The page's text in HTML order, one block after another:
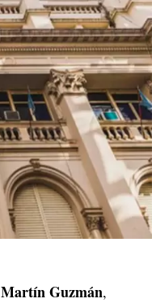
Martín Guzmán,